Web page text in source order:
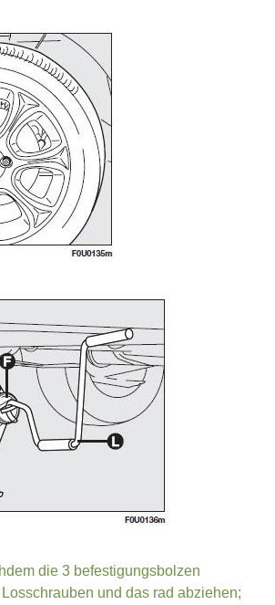
die 3 befestigungsbolzen
und das rad abziehen;